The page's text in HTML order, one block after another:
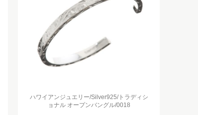
ハワイアンジュエリー/Silver925/トラディシ
ョナル オープンバングル/0018